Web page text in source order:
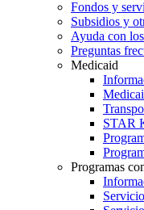
Fondos y
Subsidios y
Ayuda con
Preguntas
Medicaid
STAR
Programas